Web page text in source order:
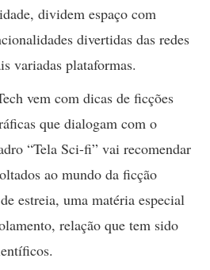
dividem espaço com
divertidas das redes
variadas plataformas.
vem com dicas de ficções
que dialogam com o
“Tela Sci-fi” vai recomendar
ao mundo da ficção
estreia, uma matéria especial
relação que tem sido